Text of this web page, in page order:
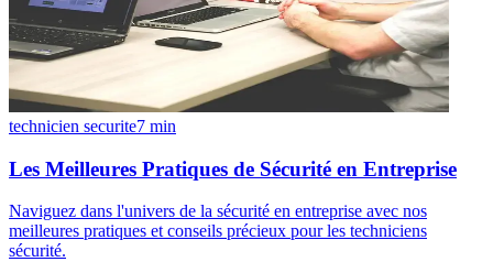
technicien securite7 min
Les Meilleures Pratiques de Sécurité en Entreprise
Naviguez dans l'univers de la sécurité en entreprise avec nos
meilleures pratiques et conseils précieux pour les techniciens
sécurité.